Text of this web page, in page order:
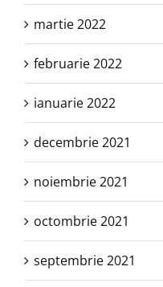
martie 2022
februarie 2022
ianuarie 2022
decembrie 2021
noiembrie 2021
octombrie 2021
septembrie 2021